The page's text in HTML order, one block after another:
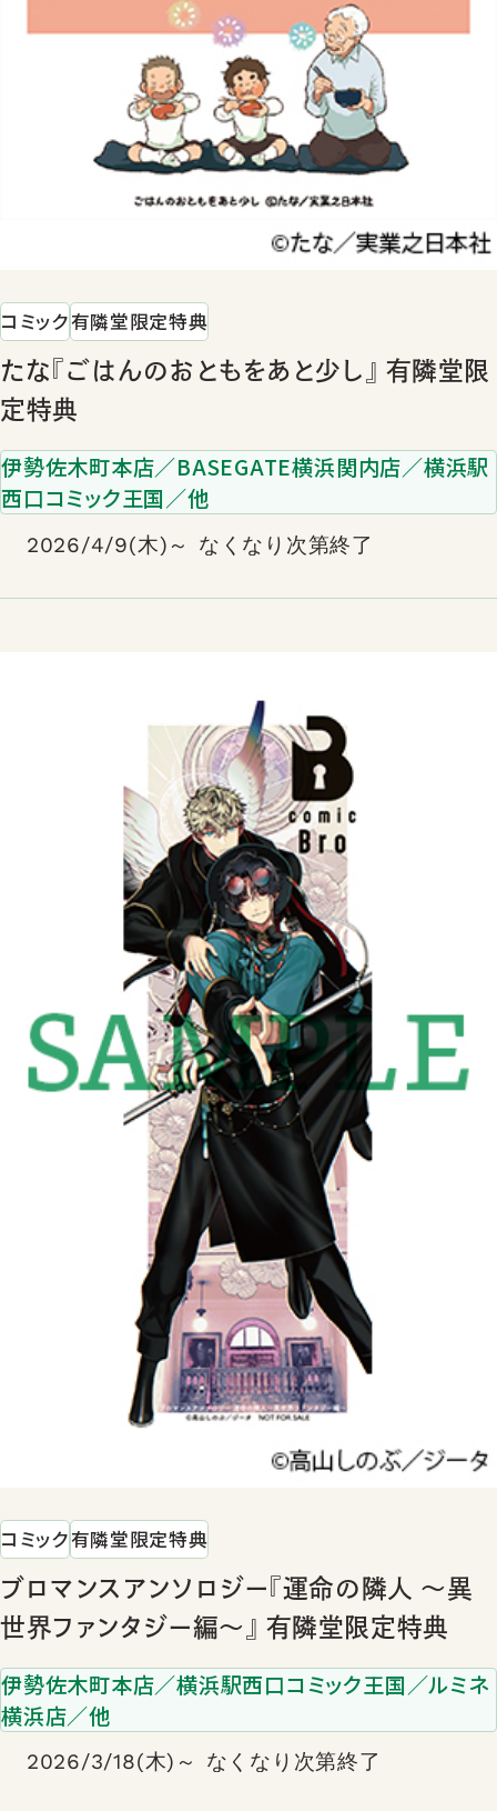
コミック有隣堂限定特典
たな『ごはんのおともをあと少し』 有隣堂限
定特典
伊勢佐木町本店／BASEGATE横浜関内店／横浜駅
西口コミック王国／他
2026/4/9(木)～ なくなり次第終了
コミック有隣堂限定特典
ブロマンスアンソロジー『運命の隣人 ～異
世界ファンタジー編～』 有隣堂限定特典
伊勢佐木町本店／横浜駅西口コミック王国／ルミネ
横浜店／他
2026/3/18(木)～ なくなり次第終了